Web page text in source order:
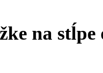
na stĺpe